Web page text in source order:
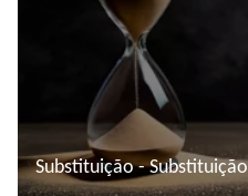
Substituição -